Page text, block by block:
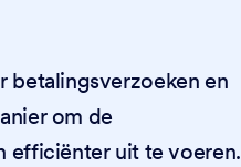
betalingsverzoeken en
om de
efficiënter uit te voeren.